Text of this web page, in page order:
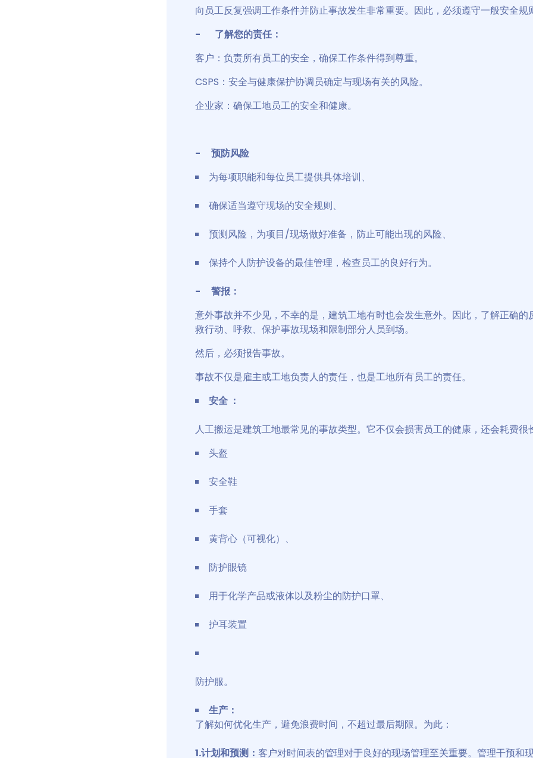
向员工反复强调工作条件并防止事故发生非常重要。因此，必须遵守一般安全规
- 了解您的责任：
客户：负责所有员工的安全，确保工作条件得到尊重。
CSPS：安全与健康保护协调员确定与现场有关的风险。
企业家：确保工地员工的安全和健康。
- 预防风险
为每项职能和每位员工提供具体培训、
确保适当遵守现场的安全规则、
预测风险，为项目/现场做好准备，防止可能出现的风险、
保持个人防护设备的最佳管理，检查员工的良好行为。
- 警报：
意外事故并不少见，不幸的是，建筑工地有时也会发生意外。因此，了解正确的
救行动、呼救、保护事故现场和限制部分人员到场。
然后，必须报告事故。
事故不仅是雇主或工地负责人的责任，也是工地所有员工的责任。
安全 ：
人工搬运是建筑工地最常见的事故类型。它不仅会损害员工的健康，还会耗费很
头盔
安全鞋
手套
黄背心（可视化）、
防护眼镜
用于化学产品或液体以及粉尘的防护口罩、
护耳装置
防护服。
生产：
了解如何优化生产，避免浪费时间，不超过最后期限。为此：
1.计划和预测： 客户对时间表的管理对于良好的现场管理至关重要。管理干预和